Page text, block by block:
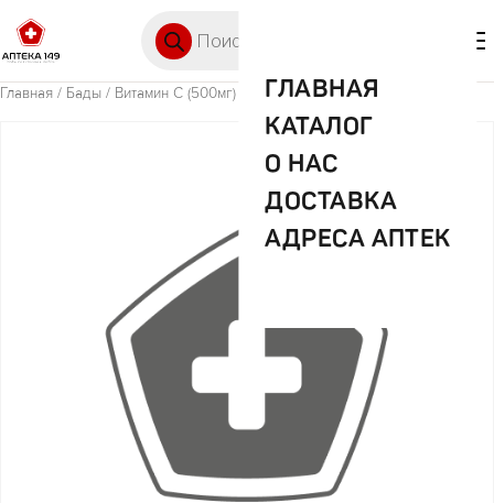
ГЛАВНАЯ
КАТАЛОГ
О НАС
ДОСТАВКА
АДРЕСА АПТЕК
Главная / Бады / Витамин С (500мг) №100 капс. Solaray